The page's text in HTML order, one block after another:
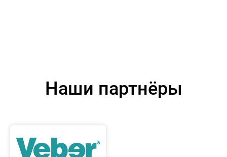
Наши партнёры